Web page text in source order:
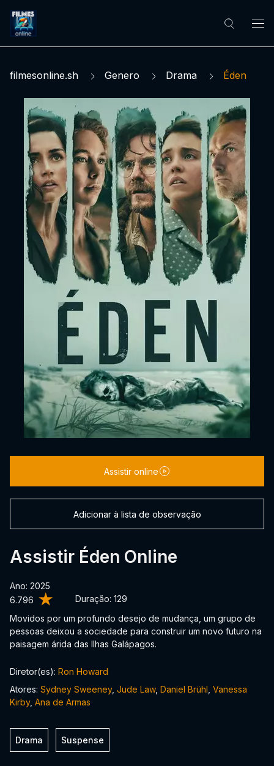
filmesonline.sh Genero Drama Éden
6.796 Duração: 129
Assistir Éden Online
Ano: 2025
Movidos por um profundo desejo de mudança, um grupo de
pessoas deixou a sociedade para construir um novo futuro na
paisagem árida das Ilhas Galápagos.
Assistir online
Adicionar à lista de observação
Diretor(es): Ron Howard
Atores: Sydney Sweeney, Jude Law, Daniel Brühl Vanessa
Kirby, Ana de Armas
Drama Suspense